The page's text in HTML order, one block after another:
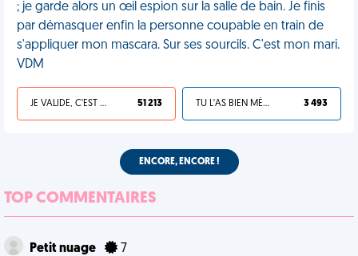
; je garde alors un œil espion sur la salle de bain. Je finis
par démasquer enfin la personne coupable en train de
s'appliquer mon mascara. Sur ses sourcils. C'est mon mari.
VDM
JE VALIDE, C'EST UNE VDM 51 213 TU L'AS BIEN MÉRITÉ 3 493
ENCORE, ENCORE !
TOP COMMENTAIRES
Petit nuage 7